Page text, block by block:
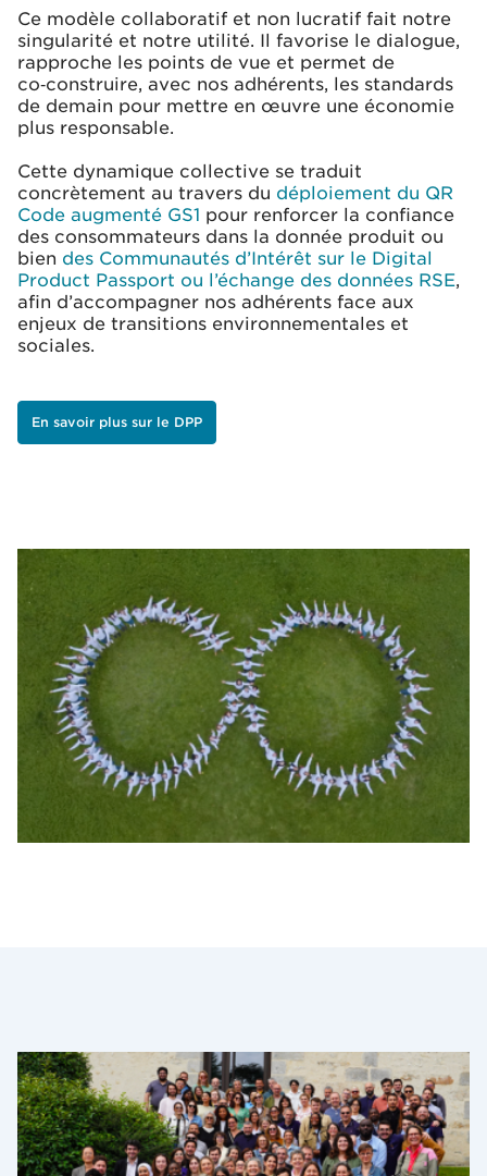
Ce modèle collaboratif et non lucratif fait notre
singularité et notre utilité. Il favorise le dialogue,
rapproche les points de vue et permet de
co‑construire, avec nos adhérents, les standards
de demain pour mettre en œuvre une économie
plus responsable.
Cette dynamique collective se traduit
concrètement au travers du déploiement du QR
Code augmenté GS1 pour renforcer la confiance
des consommateurs dans la donnée produit ou
bien des Communautés d’Intérêt sur le Digital
Product Passport ou l’échange des données RSE,
afin d’accompagner nos adhérents face aux
enjeux de transitions environnementales et
sociales.
En savoir plus sur le DPP